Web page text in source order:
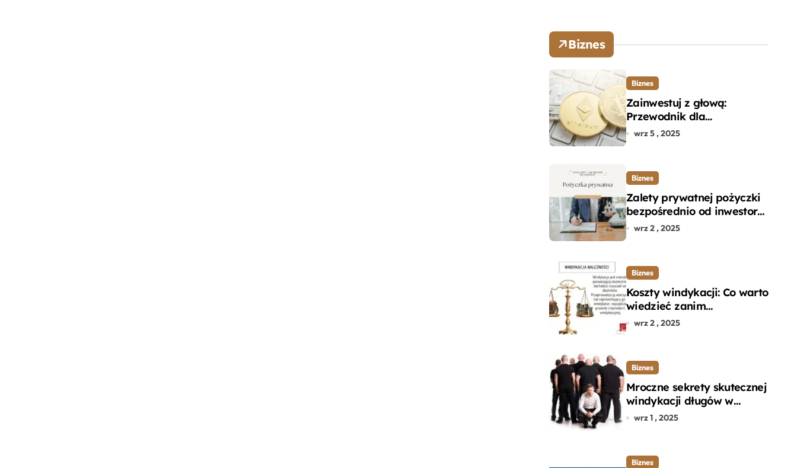
Biznes
Biznes
Zainwestuj z głową:
Przewodnik dla
początkujących w zakupie
wrz 5 , 2025
Biznes
Zalety prywatnej pożyczki
bezpośrednio od inwestora
– dlaczego warto?
wrz 2 , 2025
Biznes
Koszty windykacji: Co warto
wiedzieć zanim
zdecydujesz się na
wrz 2 , 2025
Biznes
Mroczne sekrety skutecznej
windykacji długów w
departamencie windykacji
wrz 1 , 2025
Biznes